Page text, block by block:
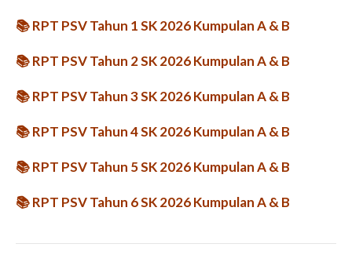
📚RPT PSV Tahun 1 SK 2026 Kumpulan A & B
📚RPT PSV Tahun 2 SK 2026 Kumpulan A & B
📚RPT PSV Tahun 3 SK 2026 Kumpulan A & B
📚RPT PSV Tahun 4 SK 2026 Kumpulan A & B
📚RPT PSV Tahun 5 SK 2026 Kumpulan A & B
📚RPT PSV Tahun 6 SK 2026 Kumpulan A & B